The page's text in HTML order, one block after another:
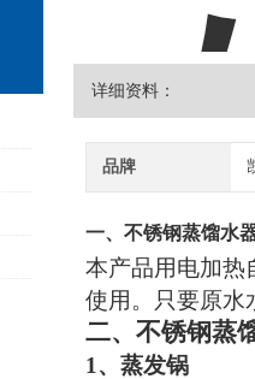
详细资料：
品牌
一、不锈钢蒸馏水
本产品用电加热
使用。只要原水
二、不锈钢蒸
1 、蒸发锅